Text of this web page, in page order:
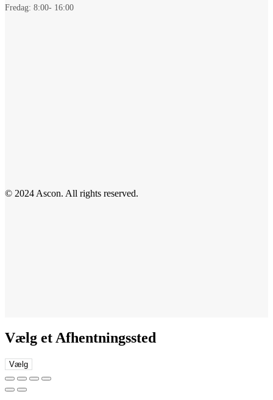
Fredag: 8:00- 16:00
© 2024 Ascon. All rights reserved.
Vælg et Afhentningssted
Vælg